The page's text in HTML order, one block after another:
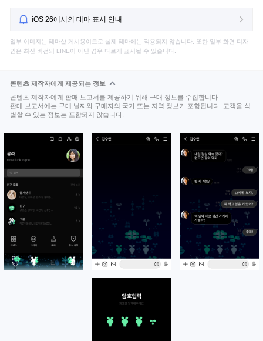
iOS 26에서의 테마 표시 안내
일부 이미지는 테마샵 게시용이므로 실제 테마에는 적용되지 않습니다. 또한 일부 화면 디자
인은 최신 버전의 LINE이 아닌 경우 다르게 표시될 수 있습니다.
콘텐츠 제작자에게 제공되는 정보
콘텐츠 제작자에게 판매 보고서를 제공하기 위해 구매 정보를 수집합니다.
판매 보고서에는 구매 날짜와 구매자의 국가 또는 지역 정보가 포함됩니다. 고객을 식
별할 수 있는 정보는 포함되지 않습니다.